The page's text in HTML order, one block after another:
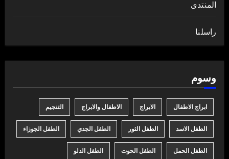
المنتدى
راسلنا
وسوم
ابراج الاطفال الابراج الاطفال والابراج التنجيم
الطفل الاسد الطفل الثور الطفل الجدي الطفل الجوزاء
الطفل الحمل الطفل الحوت الطفل الدلو